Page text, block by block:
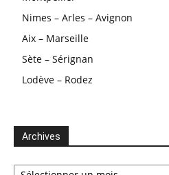
Nimes – Arles – Avignon
Aix – Marseille
Sète – Sérignan
Lodève – Rodez
Archives
Archives